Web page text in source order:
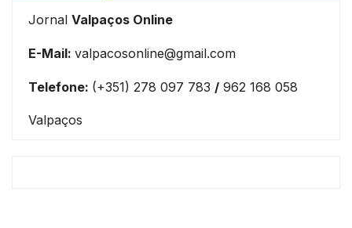
Jornal Valpaços Online
E-Mail: valpacosonline@gmail.com
Telefone: (+351) 278 097 783 / 962 168 058
Valpaços